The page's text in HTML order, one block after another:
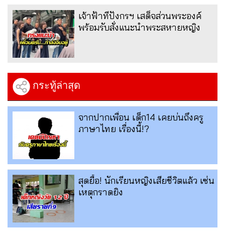
เจ้าฟ้าทีปังกรฯ เสด็จส่วนพระองค์
พร้อมรับสั่งแนะนำพระสหายหญิง
กระทู้ล่าสุด
จากปากเพื่อน เด็ก14 เคยบ่นถึงครู
ภาษาไทย เรื่องนี้!?
สุดยื้อ! นักเรียนหญิงเสียชีวิตแล้ว เซ่น
เหตุกราดยิง